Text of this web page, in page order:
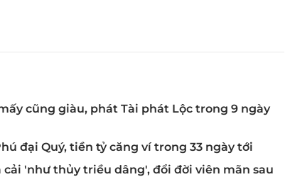
cũng giàu, phát Tài phát Lộc trong 9 ngày
đại Quý, tiền tỷ căng ví trong 33 ngày tới
'như thủy triều dâng', đổi đời viên mãn sau